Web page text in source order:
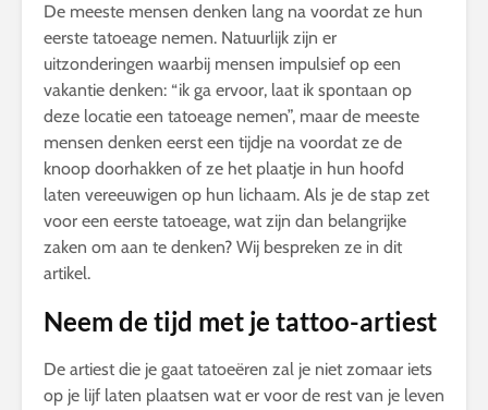
De meeste mensen denken lang na voordat ze hun
eerste tatoeage nemen. Natuurlijk zijn er
uitzonderingen waarbij mensen impulsief op een
vakantie denken: “ik ga ervoor, laat ik spontaan op
deze locatie een tatoeage nemen”, maar de meeste
mensen denken eerst een tijdje na voordat ze de
knoop doorhakken of ze het plaatje in hun hoofd
laten vereeuwigen op hun lichaam. Als je de stap zet
voor een eerste tatoeage, wat zijn dan belangrijke
zaken om aan te denken? Wij bespreken ze in dit
artikel.
Neem de tijd met je tattoo-artiest
De artiest die je gaat tatoeëren zal je niet zomaar iets
op je lijf laten plaatsen wat er voor de rest van je leven